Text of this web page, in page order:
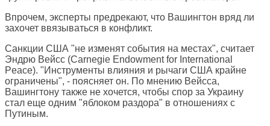
Впрочем, эксперты предрекают, что Вашингтон вряд ли
захочет ввязываться в конфликт.
Санкции США "не изменят события на местах", считает
Эндрю Вейсс (Carnegie Endowment for International
Peace). "Инструменты влияния и рычаги США крайне
ограничены", - поясняет он. По мнению Вейсса,
Вашингтону также не хочется, чтобы спор за Украину
стал еще одним "яблоком раздора" в отношениях с
Путиным.